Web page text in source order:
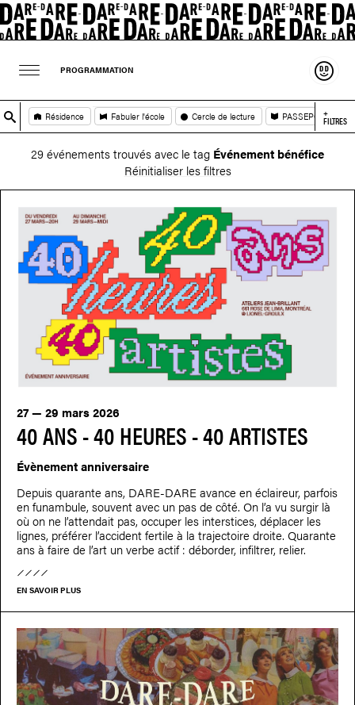
PROGRAMMATION
Résidence Fabuler l'école Cercle de lecture PASSEPORT
+
FILTRES
29 événements trouvés avec le tag Événement bénéfice
Réinitialiser les filtres
40 ANS - 40 HEURES - 40 ARTISTES
27 — 29 mars 2026
Évènement anniversaire
Depuis quarante ans, DARE-DARE avance en éclaireur, parfois
en funambule, souvent avec un pas de côté. On l’a vu surgir là
où on ne l’attendait pas, occuper les interstices, déplacer les
lignes, préférer l’accident fertile à la trajectoire droite. Quarante
ans à faire de l’art un verbe actif : déborder, infiltrer, relier.
EN SAVOIR PLUS